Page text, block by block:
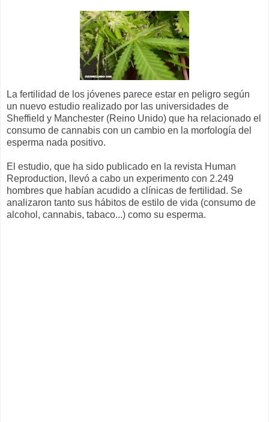
La fertilidad de los jóvenes parece estar en peligro según
un nuevo estudio realizado por las universidades de
Sheffield y Manchester (Reino Unido) que ha relacionado el
consumo de cannabis con un cambio en la morfología del
esperma nada positivo.
El estudio, que ha sido publicado en la revista Human
Reproduction, llevó a cabo un experimento con 2.249
hombres que habían acudido a clínicas de fertilidad. Se
analizaron tanto sus hábitos de estilo de vida (consumo de
alcohol, cannabis, tabaco...) como su esperma.